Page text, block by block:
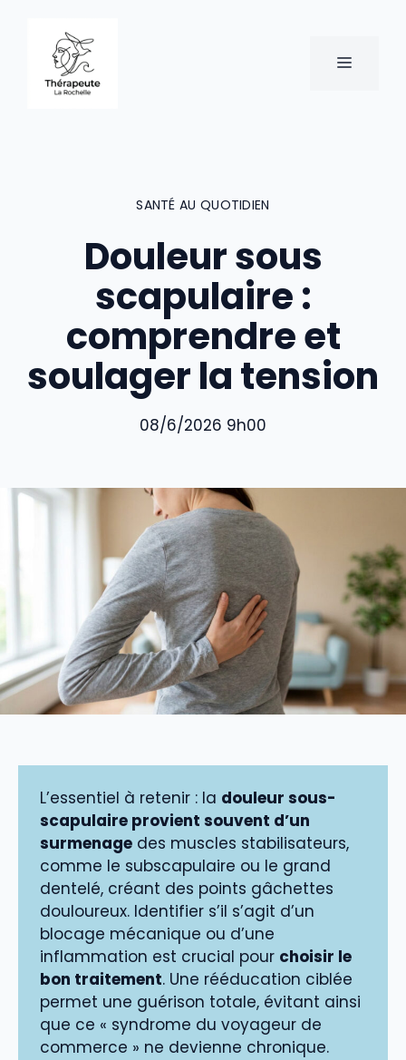
contenu
MENU
SANTÉ AU QUOTIDIEN
Douleur sous
scapulaire :
comprendre et
soulager la tension
08/6/2026 9h00
L’essentiel à retenir : la douleur sous-
scapulaire provient souvent d’un
surmenage des muscles stabilisateurs,
comme le subscapulaire ou le grand
dentelé, créant des points gâchettes
douloureux. Identifier s’il s’agit d’un
blocage mécanique ou d’une
inflammation est crucial pour choisir le
bon traitement. Une rééducation ciblée
permet une guérison totale, évitant ainsi
que ce « syndrome du voyageur de
commerce » ne devienne chronique.